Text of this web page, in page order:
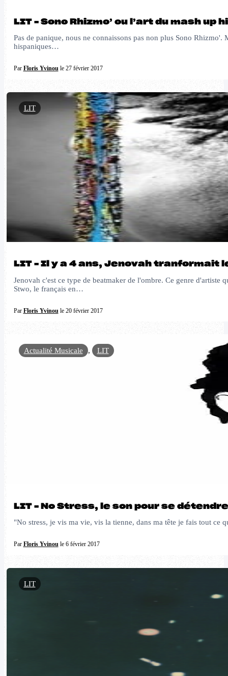
LIT – Sono Rhizmo’ ou l’art du mash up
Pas de panique, nous ne connaissons pas non plus Sono
hispaniques…
Par Floris Yvinoule 27 février 2017
LIT – Il y a 4 ans, Jenovah tranformait
Jenovah c'est ce type de beatmaker de l'ombre. Ce genre d'artiste
Stwo, le français en…
Par Floris Yvinoule 20 février 2017
LIT
LIT – No Stress, le son pour se
"No stress, je vis ma vie, vis la tienne, dans ma tête je fais tout
Par Floris Yvinoule 6 février 2017
Actualité Musicale , LIT
LIT